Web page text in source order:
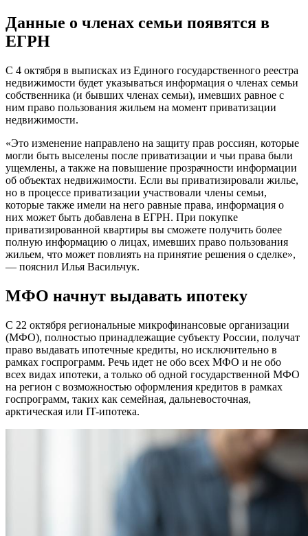
Данные о членах семьи появятся в
ЕГРН
С 4 октября в выписках из Единого государственного реестра
недвижимости будет указываться информация о членах семьи
собственника (и бывших членах семьи), имевших равное с
ним право пользования жильем на момент приватизации
недвижимости.
«Это изменение направлено на защиту прав россиян, которые
могли быть выселены после приватизации и чьи права были
ущемлены, а также на повышение прозрачности информации
об объектах недвижимости. Если вы приватизировали жилье,
но в процессе приватизации участвовали члены семьи,
которые также имели на него равные права, информация о
них может быть добавлена в ЕГРН. При покупке
приватизированной квартиры вы сможете получить более
полную информацию о лицах, имевших право пользования
жильем, что может повлиять на принятие решения о сделке»,
— пояснил Илья Васильчук.
МФО начнут выдавать ипотеку
С 22 октября региональные микрофинансовые организации
(МФО), полностью принадлежащие субъекту России, получат
право выдавать ипотечные кредиты, но исключительно в
рамках госпрограмм. Речь идет не обо всех МФО и не обо
всех видах ипотеки, а только об одной государственной МФО
на регион с возможностью оформления кредитов в рамках
госпрограмм, таких как семейная, дальневосточная,
арктическая или IT-ипотека.